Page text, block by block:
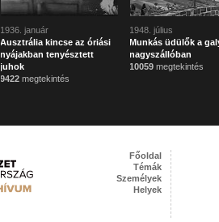
1936. január
Ausztrália kincse az óriási
nyájakban tenyésztett
juhok
9422 megtekintés
1948. július
Munkás üdülők a
nagyszállóban
10059 megtekintés
Főoldal
Témák
Személyek
Helyek